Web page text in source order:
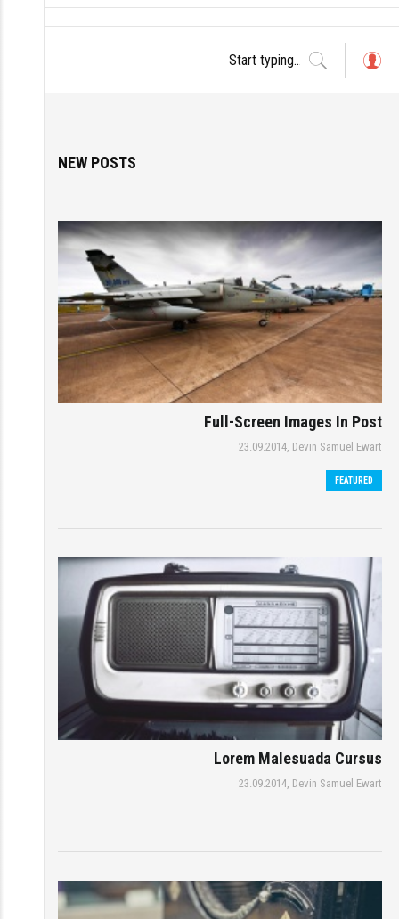
NEW POSTS
Full-Screen Images In Post
23.09.2014, Devin Samuel Ewart
FEATURED
Lorem Malesuada Cursus
23.09.2014, Devin Samuel Ewart